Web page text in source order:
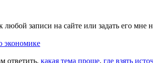
записи на сайте или задать его мне
экономике
ответить, какая тема проще, где взять